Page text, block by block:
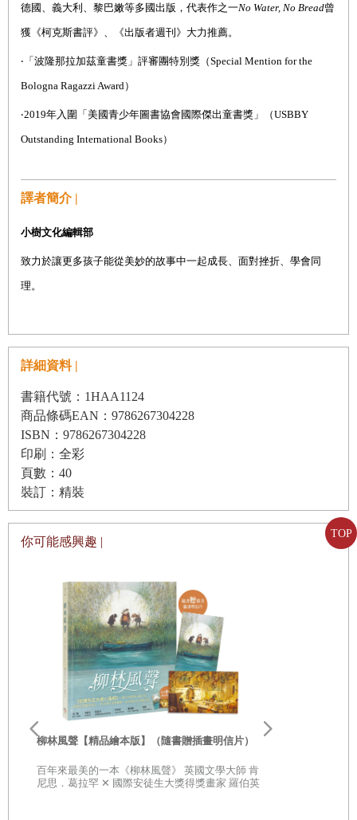
TOP
德國、義大利、黎巴嫩等多國出版，代表作之一No Water, No Bread曾
獲《柯克斯書評》、《出版者週刊》大力推薦。
‧「波隆那拉加茲童書獎」評審團特別獎（Special Mention for the
Bologna Ragazzi Award ）
‧2019年入圍「美國青少年圖書協會國際傑出童書獎」（USBBY
Outstanding International Books）
譯者簡介 |
小樹文化編輯部
致力於讓更多孩子能從美妙的故事中一起成長、面對挫折、學會同
理。
詳細資料 |
書籍代號：1HAA1124
商品條碼EAN：9786267304228
ISBN：9786267304228
印刷：全彩
頁數：40
裝訂：精裝
你可能感興趣 |
柳林風聲【精品繪本版】（隨書贈插畫明信片）
百年來最美的一本《柳林風聲》 英國文學大師 肯
尼思．葛拉罕 ✕ 國際安徒生大獎得獎畫家 羅伯英